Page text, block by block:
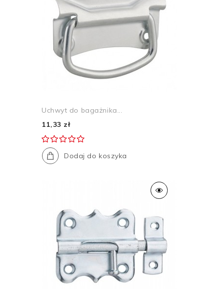
Uchwyt do bagażnika...
11,33 zł
Dodaj do koszyka